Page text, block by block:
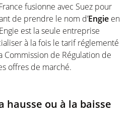
fusionne avec Suez pour
de prendre le nom d’Engie en
est la seule entreprise
à la fois le tarif réglementé
Commission de Régulation de
offres de marché.
hausse ou à la baisse